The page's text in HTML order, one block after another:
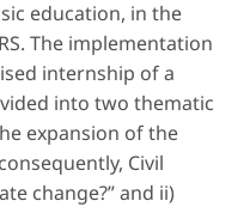
education, in the
The implementation
internship of a
into two thematic
expansion of the
Civil
change?” and ii)